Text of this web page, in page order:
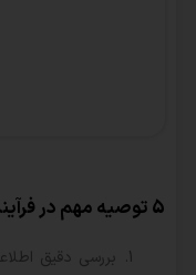
5 توصیه مهم در فرآیند ثبت نام مدیران خودرو
بررسی دقیق